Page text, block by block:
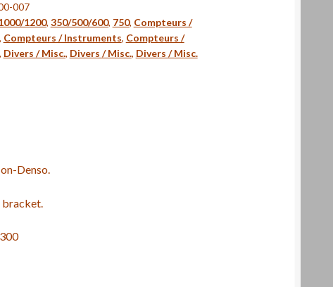
007
1200, 350/500/600, 750, Compteurs /
, Compteurs / Instruments, Compteurs /
, Divers / Misc., Divers / Misc., Divers / Misc.
Denso.